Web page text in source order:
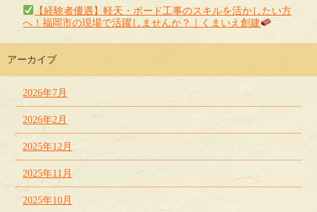
【経験者優遇】軽天・ボード工事のスキルを活かしたい方
へ！福岡市の現場で活躍しませんか？｜くまいえ創建
アーカイブ
2026年7月
2026年2月
2025年12月
2025年11月
2025年10月